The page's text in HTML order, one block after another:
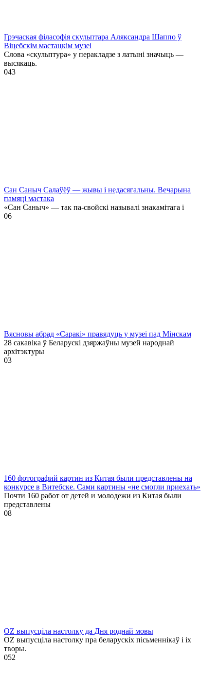
Грэчаская філасофія скульптара Аляксандра Шаппо ў
Віцебскім мастацкім музеі
Слова «скульптура» у перакладзе з латыні значыць —
высякаць.
043
Сан Саныч Салаўёў — жывы і недасягальны. Вечарына
памяці мастака
«Сан Саныч» — так па-свойскі называлі знакамітага і
06
Вясновы абрад «Саракі» правядуць у музеі пад Мінскам
28 сакавіка ў Беларускі дзяржаўны музей народнай
архітэктуры
03
160 фотографий картин из Китая были представлены на
конкурсе в Витебске. Сами картины «не смогли приехать»
Почти 160 работ от детей и молодежи из Китая были
представлены
08
OZ выпусціла настолку да Дня роднай мовы
OZ выпусціла настолку пра беларускіх пісьменнікаў і іх
творы.
052